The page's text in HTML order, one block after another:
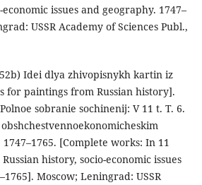
issues and geography. 1747–
USSR Academy of Sciences Publ.,
Idei dlya zhivopisnykh kartin iz
for paintings from Russian history].
sobranie sochinenij: V 11 t. T. 6.
[Complete works: In 11
history, socio-economic issues
Moscow; Leningrad: USSR